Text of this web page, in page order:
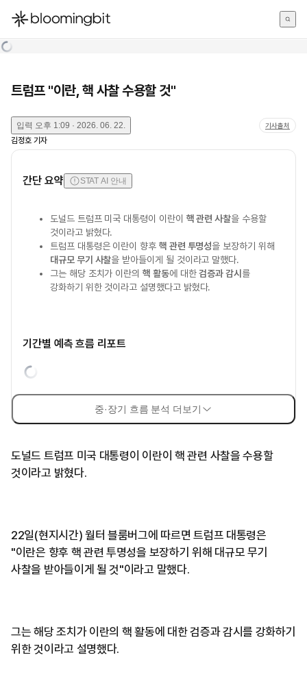
한국어
트럼프 "이란, 핵 사찰 수용할 것"
입력 오후 1:09 · 2026. 06. 22. 기사출처
김정호 기자
간단 요약 STAT AI 안내
도널드 트럼프 미국 대통령이 이란이 핵 관련 사찰을 수용할
것이라고 밝혔다.
트럼프 대통령은 이란이 향후 핵 관련 투명성을 보장하기 위해
대규모 무기 사찰을 받아들이게 될 것이라고 말했다.
그는 해당 조치가 이란의핵 활동에 대한검증과 감시 를
강화하기 위한 것이라고 설명했다고 밝혔다.
기간별 예측 흐름 리포트
중·장기 흐름 분석 더보기
도널드 트럼프 미국 대통령이 이란이 핵 관련 사찰을 수용할
것이라고 밝혔다.
22일(현지시간) 월터 블룸버그에 따르면 트럼프 대통령은
"이란은 향후 핵 관련 투명성을 보장하기 위해 대규모 무기
사찰을 받아들이게 될 것"이라고 말했다.
그는 해당 조치가 이란의 핵 활동에 대한 검증과 감시를 강화하기
위한 것이라고 설명했다.